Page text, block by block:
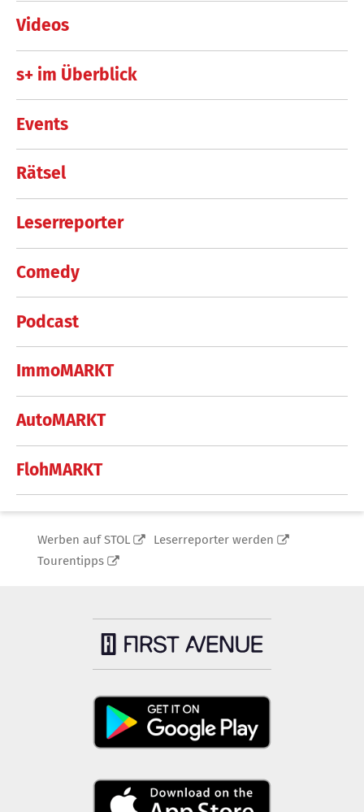
Videos
s+ im Überblick
Events
Rätsel
Leserreporter
Comedy
Podcast
ImmoMARKT
AutoMARKT
FlohMARKT
Werben auf STOL
Leserreporter werden
Tourentipps